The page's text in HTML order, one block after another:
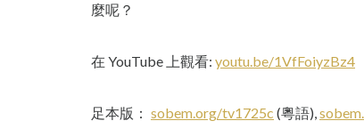
麼呢？
在 YouTube 上觀看: youtu.be/1VfFoiyzBz4
足本版： sobem.org/tv1725c (粵語),